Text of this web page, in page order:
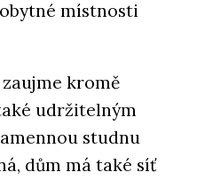
místnosti
kromě
udržitelným
studnu
dům má také síť